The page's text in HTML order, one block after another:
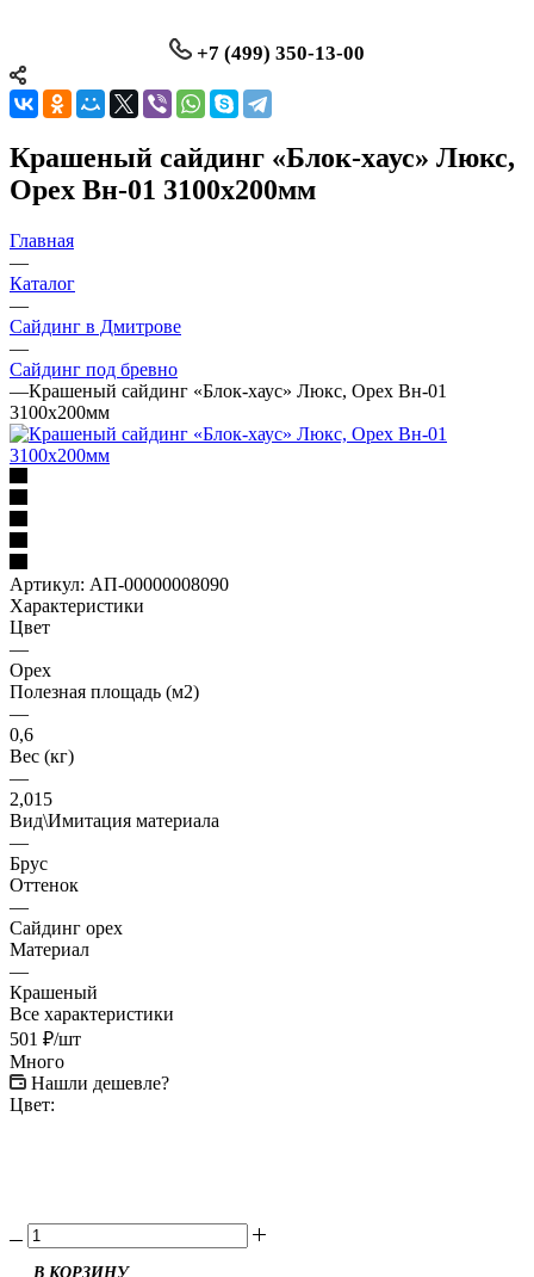
+7 (499) 350-13-00
Крашеный сайдинг «Блок-хаус» Люкс,
Орех Вн-01 3100х200мм
Главная
—
Каталог
—
Сайдинг в Дмитрове
—
Сайдинг под бревно
—Крашеный сайдинг «Блок-хаус» Люкс, Орех Вн-01
3100х200мм
Артикул: АП-00000008090
Характеристики
Цвет
—
Орех
Полезная площадь (м2)
—
0,6
Вес (кг)
—
2,015
Вид\Имитация материала
—
Брус
Оттенок
—
Сайдинг орех
Материал
—
Крашеный
Все характеристики
501 ₽/шт
Много
Нашли дешевле?
Цвет: